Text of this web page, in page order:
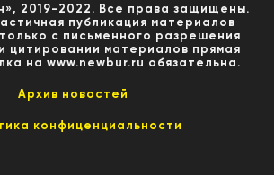
2019-2022. Все права защищены.
публикация материалов
с письменного разрешения
цитировании материалов прямая
на www.newbur.ru обязательна.
Архив новостей
конфиценциальности